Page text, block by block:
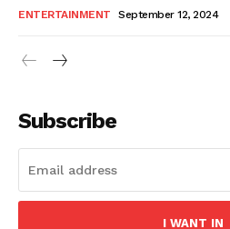
ENTERTAINMENT September 12, 2024
Subscribe
I WANT IN